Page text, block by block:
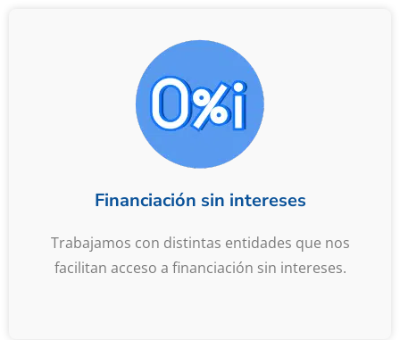
Financiación sin intereses
Trabajamos con distintas entidades que nos
facilitan acceso a financiación sin intereses.